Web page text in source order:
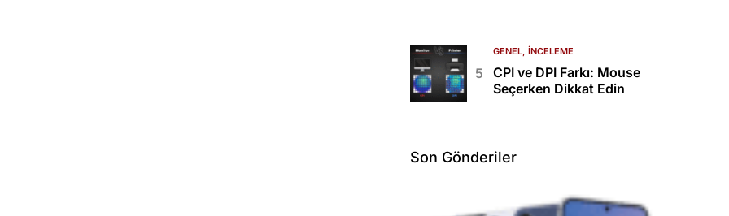
GENEL İNCELEME
CPI ve DPI Farkı: Mouse
Seçerken Dikkat Edin
Son Gönderiler